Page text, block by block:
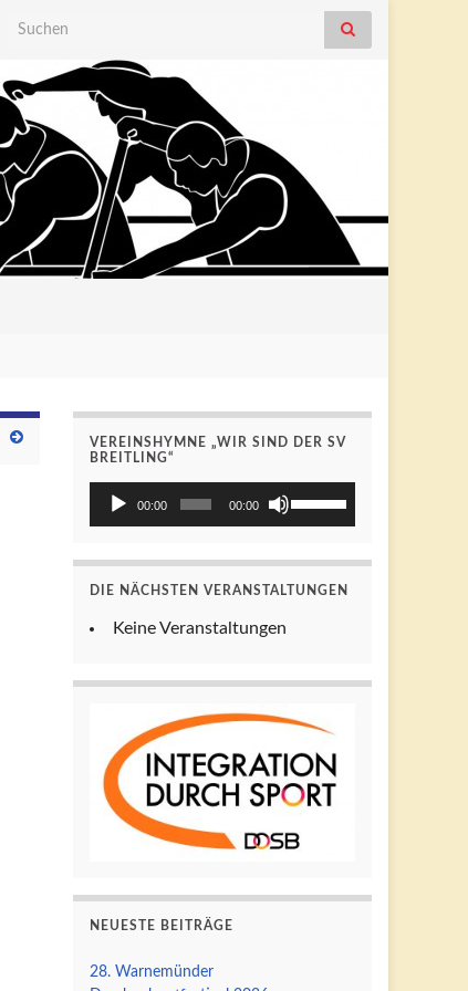
Search for:
VEREINSHYMNE „WIR SIND DER SV
BREITLING“
Audio-
00:00 00:00
die
regeln.
DIE NÄCHSTEN VERANSTALTUNGEN
Keine Veranstaltungen
NEUESTE BEITRÄGE
28. Warnemünder